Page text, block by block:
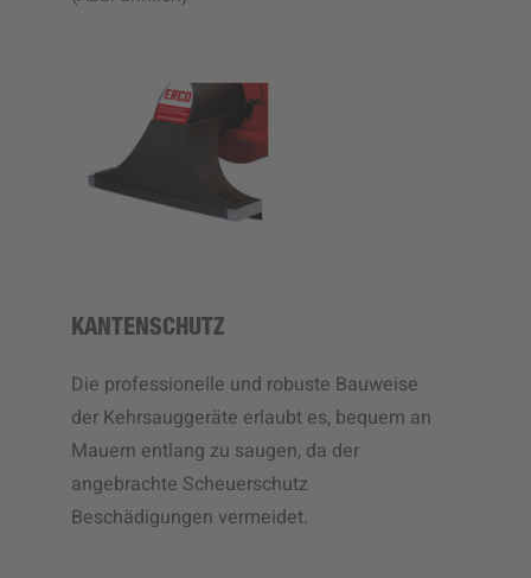
KANTENSCHUTZ
Die professionelle und robuste Bauweise
der Kehrsauggeräte erlaubt es, bequem an
Mauern entlang zu saugen, da der
angebrachte Scheuerschutz
Beschädigungen vermeidet.